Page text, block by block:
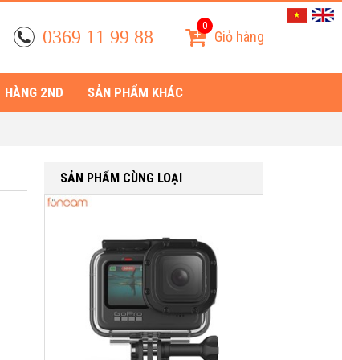
Giỏ hàng
0
0369 11 99 88
HÀNG 2ND SẢN PHẨM KHÁC
SẢN PHẨM CÙNG LOẠI